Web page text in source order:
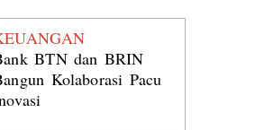
BTN dan BRIN
Kolaborasi Pacu